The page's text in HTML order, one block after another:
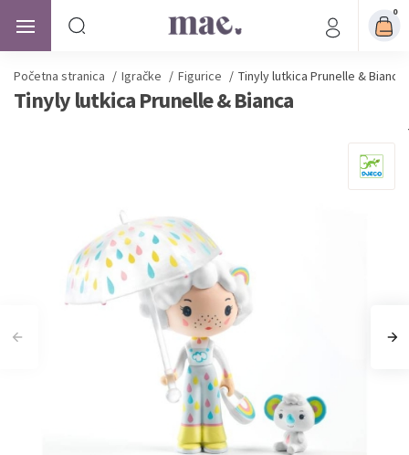
0
Početna stranica / Igračke / Figurice / Tinyly lutkica Prunelle & Bianca
Tinyly lutkica Prunelle & Bianca